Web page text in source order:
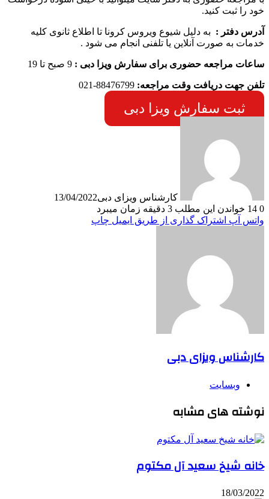
خود را ثبت کنید.
آدرس دفتر : به دلیل شیوع ویروس کرونا تا اطلاع ثانوی کلیه
خدمات به صورت آنلاین یا تلفنی انجام می شود .
ساعات مراجعه حضوری برای سفارش ویزا دبی :
تلفن جهت دریافت وقت مراجعه:
ثبت سفارش ویزا دبی
کارشناس ویزای دبی13/04/2022
0
خواندن این مطلب 3 دقیقه زمان میبرد
واتس آپ اشتراک گذاری از طریق ایمیل چاپ
کارشناس ویزای دبی
وبسایت
نوشته های مشابه
خانه شیخ سعید آل مکتوم
18/03/2022